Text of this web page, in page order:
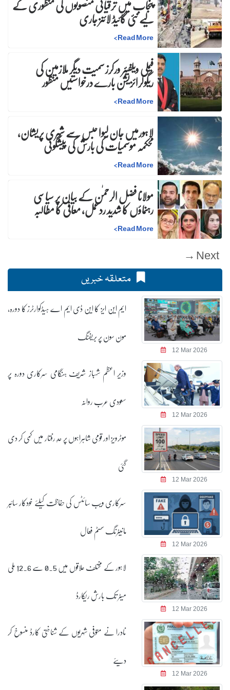
لیے نئی گائیڈ لائنز جاری
Read More
>
فیملی ویلفیئر ورکرز سمیت دیگر ملازمین کی
ریگولرائزیشن بارے درخواستیں منظور
Read More
>
لاہورمیں جان لیوا حبس سے شہری پریشان،
محکمہ موسمیات کی بارش کی پیشگوئی
Read More
>
مولانا فضل الرحمٰن کے بیان پر سیاسی
رہنماؤں کا شدید ردعمل، معافی کا مطالبہ
Read More
>
Next →
متعلقہ خبریں
12 Mar 2026
ایم این ایز کا این ڈی ایم اے ہیڈکوارٹرز کا دورہ،
مون سون پر بریفنگ
12 Mar 2026
وزیر اعظم شہباز شریف ہنگامی سرکاری دورہ پر
سعودی عرب روانہ
12 Mar 2026
موٹرویز اور قومی شاہراہوں پر حدِ رفتار میں کمی کر دی
گئی
12 Mar 2026
سرکاری ویب سائٹس کی حفاظت کیلئے خودکار سائبر
مانیٹرنگ سسٹم فعال
12 Mar 2026
لاہور کے مختلف علاقوں میں 0.5 سے 12.6 ملی
میٹر تک بارش ریکارڈ
12 Mar 2026
نادرا نے متوفی شہریوں کے شناختی کارڈ منسوخ کر
دیئے